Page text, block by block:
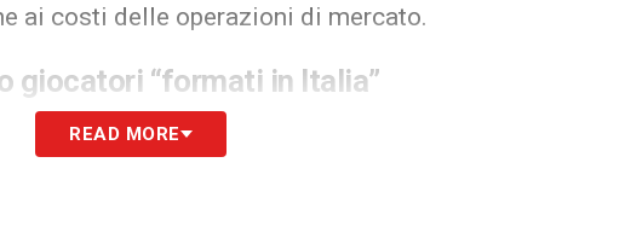
ai costi delle operazioni di mercato.
giocatori “formati in Italia”
un massimo di 25 giocatori, con
READ MORE